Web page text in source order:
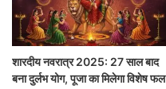
शारदीय नवरात्र 2025: 27 साल बाद
बना दुर्लभ योग, पूजा का मिलेगा विशेष फल